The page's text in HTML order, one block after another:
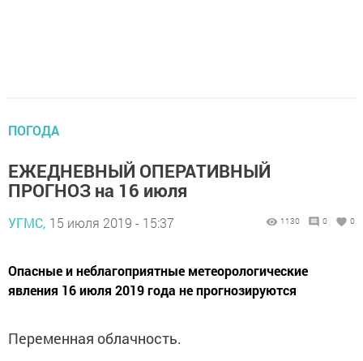
ПОГОДА
ЕЖЕДНЕВНЫЙ ОПЕРАТИВНЫЙ
ПРОГНОЗ на 16 июля
УГМС, 15 июля 2019 - 15:37 1130 0 0
Опасные и неблагоприятные метеорологические
явления 16 июля 2019 года не прогнозируются
Переменная облачность.